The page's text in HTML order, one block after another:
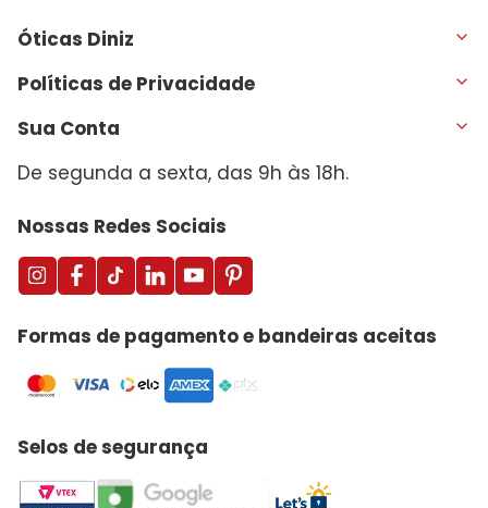
Óticas Diniz
Políticas de Privacidade
Sua Conta
De segunda a sexta, das 9h às 18h.
Nossas Redes Sociais
Formas de pagamento e bandeiras aceitas
Selos de segurança